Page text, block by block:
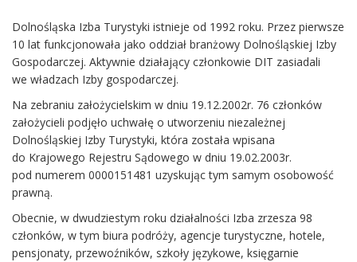
Dolnośląska Izba Turystyki istnieje od 1992 roku. Przez pierwsze
10 lat funkcjonowała jako oddział branżowy Dolnośląskiej Izby
Gospodarczej. Aktywnie działający członkowie DIT zasiadali
we władzach Izby gospodarczej.
Na zebraniu założycielskim w dniu 19.12.2002r. 76 członków
założycieli podjęło uchwałę o utworzeniu niezależnej
Dolnośląskiej Izby Turystyki, która została wpisana
do Krajowego Rejestru Sądowego w dniu 19.02.2003r.
pod numerem 0000151481 uzyskując tym samym osobowość
prawną.
Obecnie, w dwudziestym roku działalności Izba zrzesza 98
członków, w tym biura podróży, agencje turystyczne, hotele,
pensjonaty, przewoźników, szkoły językowe, księgarnie